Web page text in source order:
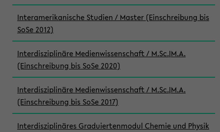
Interamerikanische Studien / Master (Einschreibung bis
SoSe 2012)
Interdisziplinäre Medienwissenschaft / M.Sc.|M.A.
(Einschreibung bis SoSe 2020)
Interdisziplinäre Medienwissenschaft / M.Sc.|M.A.
(Einschreibung bis SoSe 2017)
Interdisziplinäres Graduiertenmodul Chemie und Physik